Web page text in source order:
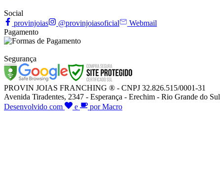
Social
provinjoias
@provinjoiasoficial
Webmail
Pagamento
Segurança
PROVIN JOIAS FRANCHING ® - CNPJ 32.826.515/0001-31
Avenida Tiradentes, 2347 - Esperança - Erechim - Rio Grande do Sul
Desenvolvido com
e por Macro